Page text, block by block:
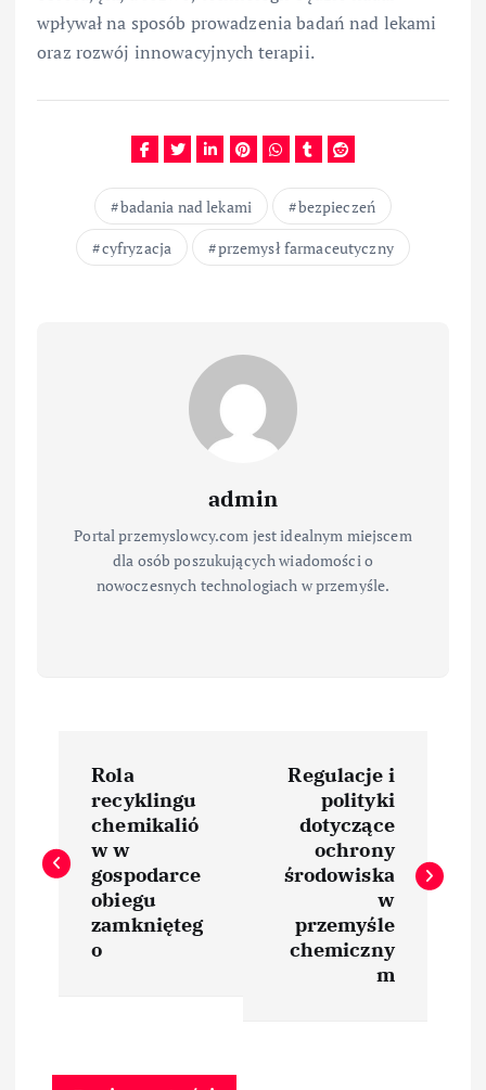
wpływał na sposób prowadzenia badań nad lekami
oraz rozwój innowacyjnych terapii.
badania nad lekami
bezpieczeń
cyfryzacja
przemysł farmaceutyczny
admin
Portal przemyslowcy.com jest idealnym miejscem
dla osób poszukujących wiadomości o
nowoczesnych technologiach w przemyśle.
w
c
Rola
recyklingu
chemikalió
w w
gospodarce
obiegu
zamknięteg
o
Regulacje i
polityki
dotyczące
ochrony
środowiska
w
przemyśle
chemiczny
m